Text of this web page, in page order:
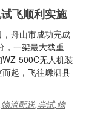
飞顺利实施
舟山市成功完成
，一架最大载重
500C无人机装
起，飞往嵊泗县
流配送,尝试,物